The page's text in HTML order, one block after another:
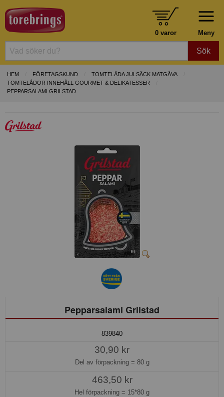
Meny
0 varor
Sök
HEM FÖRETAGSKUND
TOMTELÅDA JULSÄCK MATGÅVA
TOMTELÅDOR INNEHÅLL GOURMET & DELIKATESSER
PEPPARSALAMI GRILSTAD
Pepparsalami Grilstad
839840
30,90 kr
Del av förpackning = 80 g
463,50 kr
Hel förpackning = 15*80 g